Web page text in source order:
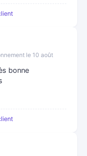
le 10 août
bonne